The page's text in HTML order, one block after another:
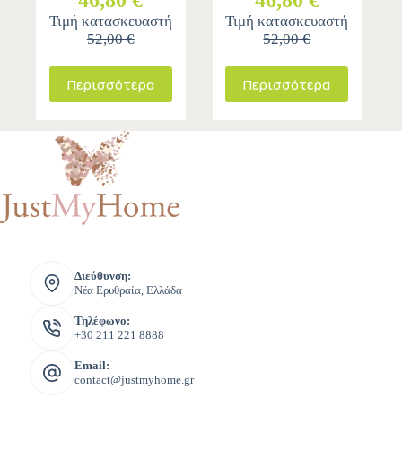
Τιμή κατασκευαστή
52,00 €
Περισσότερα
Τιμή κατασκευαστή
52,00 €
Περισσότερα
Διεύθυνση:
Νέα Ερυθραία, Ελλάδα
Τηλέφωνο:
+30 211 221 8888
Email:
contact@justmyhome.gr